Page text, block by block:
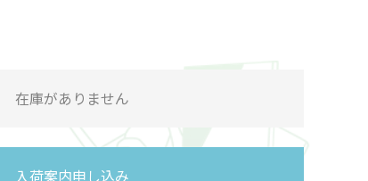
在庫がありません
入荷案内申し込み